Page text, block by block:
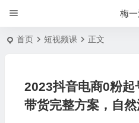
梅
首页 短视频课 正文
2023抖音电商0粉起
带货完整方案，自